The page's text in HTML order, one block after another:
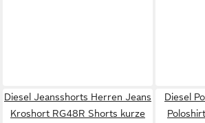
Diesel Jeansshorts Herren Jeans
Kroshort RG48R Shorts kurze
Diesel